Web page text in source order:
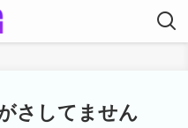
さしてません